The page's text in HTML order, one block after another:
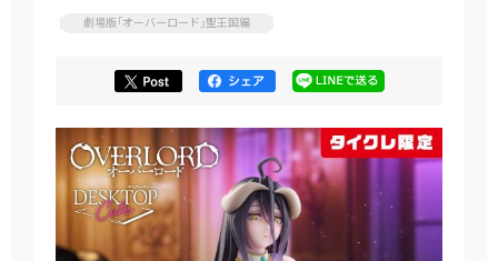
劇場版「オーバーロード」聖王国編